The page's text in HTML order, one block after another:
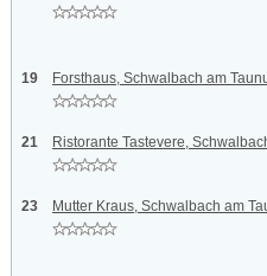
19 Forsthaus, Schwalbach am
21 Ristorante Tastevere,
23 Mutter Kraus, Schwalbach am